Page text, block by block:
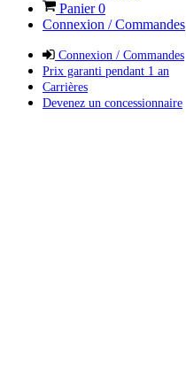
Panier0
Connexion / Commandes
Connexion / Commandes
Prix garanti pendant 1 an
Carrières
Devenez un concessionnaire